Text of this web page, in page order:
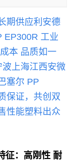
期供应利安德
EP300R 工业
本 品质如一
波上海江西安微
塞尔 PP
保证，共创双
性能塑料出众
征：高刚性 耐